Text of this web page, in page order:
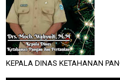
KEPALA DINAS KETAHANAN